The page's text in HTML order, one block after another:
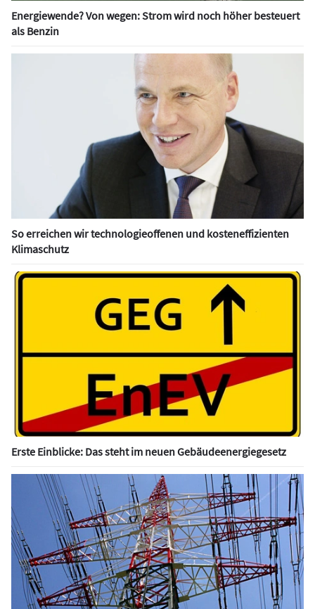
Energiewende? Von wegen: Strom wird noch höher besteuert
als Benzin
So erreichen wir technologieoffenen und kosteneffizienten
Klimaschutz
Erste Einblicke: Das steht im neuen Gebäudeenergiegesetz